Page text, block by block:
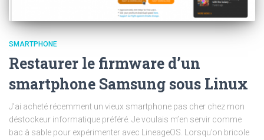
SMARTPHONE
Restaurer le firmware d’un
smartphone Samsung sous Linux
J’ai acheté récemment un vieux smartphone pas cher chez mon
déstockeur informatique préféré. Je voulais m’en servir comme
bac à sable pour expérimenter avec LineageOS. Lorsqu’on bricole